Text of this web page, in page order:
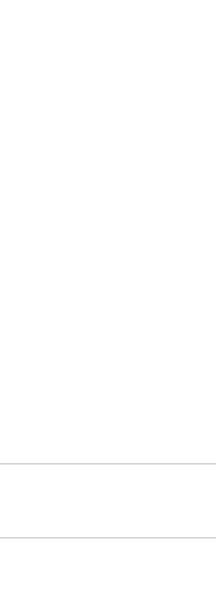
поэтому вы
и инженерных
торговых